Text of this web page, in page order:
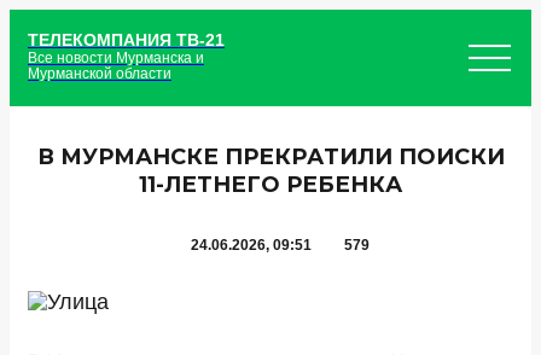
ТЕЛЕКОМПАНИЯ ТВ-21
Все новости Мурманска и
Мурманской области
В МУРМАНСКЕ ПРЕКРАТИЛИ ПОИСКИ
11-ЛЕТНЕГО РЕБЕНКА
24.06.2026, 09:51 579